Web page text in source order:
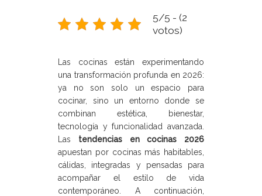
5/5 - (2
votos)
Las cocinas están experimentando
una transformación profunda en 2026:
ya no son solo un espacio para
cocinar, sino un entorno donde se
combinan estética, bienestar,
tecnología y funcionalidad avanzada.
Las tendencias en cocinas 2026
apuestan por cocinas más habitables,
cálidas, integradas y pensadas para
acompañar el estilo de vida
contemporáneo. A continuación,